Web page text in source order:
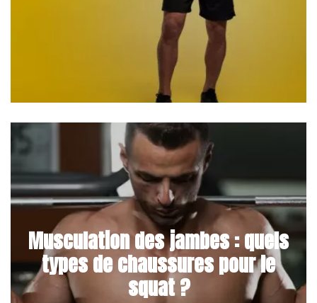
Musculation des jambes : quels
types de chaussures pour le
squat ?